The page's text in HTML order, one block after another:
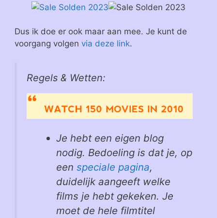
Dus ik doe er ook maar aan mee. Je kunt de
voorgang volgen via deze link.
Regels & Wetten:
Je hebt een eigen blog
nodig. Bedoeling is dat je, op
eenspeciale pagina,
duidelijk aangeeft welke
films je hebt gekeken. Je
moet de hele filmtitel